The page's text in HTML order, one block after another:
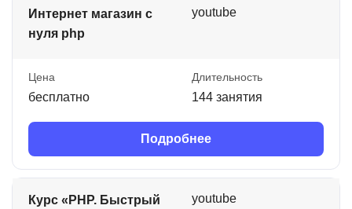
Интернет магазин с
нуля php
youtube
Цена
бесплатно
Длительность
144 занятия
Подробнее
Курс «PHP. Быстрый
youtube